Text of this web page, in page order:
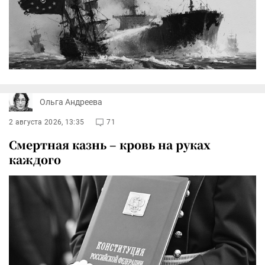
Ольга Андреева
2 августа 2026, 13:35 71
Смертная казнь – кровь на руках
каждого